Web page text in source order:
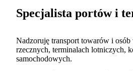
Specjalista portów i
Nadzoruję transport towarów i
rzecznych, terminalach lotniczych,
samochodowych.